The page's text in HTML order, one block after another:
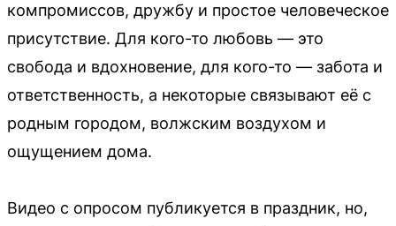
компромиссов, дружбу и простое человеческое
присутствие. Для кого-то любовь — это
свобода и вдохновение, для кого-то — забота и
ответственность, а некоторые связывают её с
родным городом, волжским воздухом и
ощущением дома.
Видео с опросом публикуется в праздник, но,